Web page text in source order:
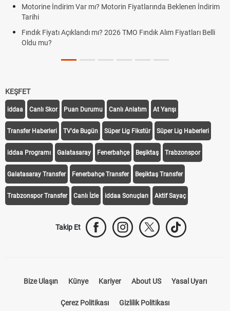
Motorine İndirim Var mı? Motorin Fiyatlarında Beklenen İndirim
Tarihi
Fındık Fiyatı Açıklandı mı? 2026 TMO Fındık Alım Fiyatları Belli
Oldu mu?
KEŞFET
iddaa Canlı Skor Puan Durumu Canlı Anlatım At Yarışı
Transfer Haberleri TV'de Bugün Süper Lig Fikstür Süper Lig Haberleri
iddaa Programı Galatasaray Fenerbahçe Beşiktaş Trabzonspor
Galatasaray Transfer Fenerbahçe Transfer Beşiktaş Transfer
Trabzonspor Transfer Canlı İzle iddaa Sonuçları Aktif Sayaç
Takip Et
Bize Ulaşın Künye Kariyer About US Yasal Uyarı
Çerez Politikası Gizlilik Politikası